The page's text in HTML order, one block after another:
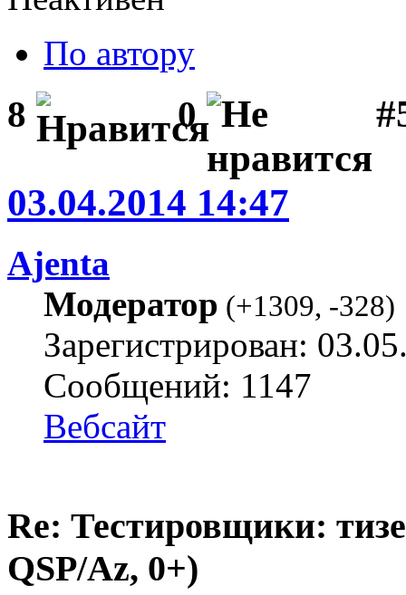
По автору
8 0
03.04.2014 14:47
Ajenta
Модератор (+1309, -328)
Зарегистрирован:
Сообщений: 1147
Вебсайт
Re: Тестировщики:
QSP/Az, 0+)